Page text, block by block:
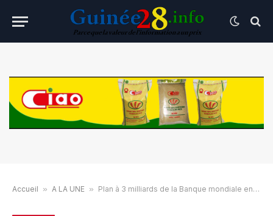
Accueil » A LA UNE » Plan à 3 milliards de la Banque mondiale en Guinée : les trois priorités pour transformer l’économie nationale